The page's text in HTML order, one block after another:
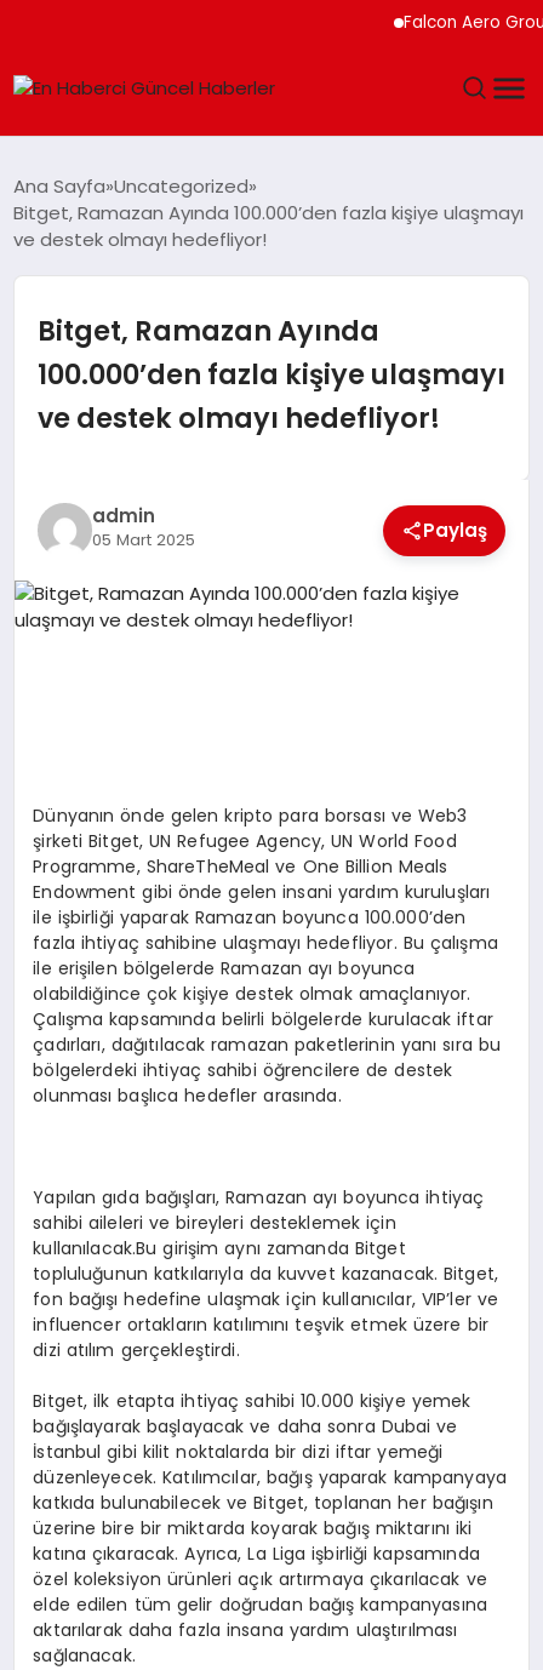
Falcon Aero Group,
SPOR
TEKNOLOJI
MAGAZIN
EKONOMI
EĞITIM
Ana Sayfa Uncategorized
Bitget, Ramazan Ayında 100.000’den fazla kişiye ulaşmayı
ve destek olmayı hedefliyor!
Bitget, Ramazan Ayında
100.000’den fazla kişiye ulaşmayı
ve destek olmayı hedefliyor!
admin
05 Mart 2025 Paylaş
Dünyanın önde gelen kripto para borsası ve Web3
şirketi Bitget, UN Refugee Agency, UN World Food
Programme, ShareTheMeal ve One Billion Meals
Endowment gibi önde gelen insani yardım kuruluşları
ile işbirliği yaparak Ramazan boyunca 100.000’den
fazla ihtiyaç sahibine ulaşmayı hedefliyor. Bu çalışma
ile erişilen bölgelerde Ramazan ayı boyunca
olabildiğince çok kişiye destek olmak amaçlanıyor.
Çalışma kapsamında belirli bölgelerde kurulacak iftar
çadırları, dağıtılacak ramazan paketlerinin yanı sıra bu
bölgelerdeki ihtiyaç sahibi öğrencilere de destek
olunması başlıca hedefler arasında.
Yapılan gıda bağışları, Ramazan ayı boyunca ihtiyaç
sahibi aileleri ve bireyleri desteklemek için
kullanılacak.Bu girişim aynı zamanda Bitget
topluluğunun katkılarıyla da kuvvet kazanacak. Bitget,
fon bağışı hedefine ulaşmak için kullanıcılar, VIP’ler ve
influencer ortakların katılımını teşvik etmek üzere bir
dizi atılım gerçekleştirdi.
Bitget, ilk etapta ihtiyaç sahibi 10.000 kişiye yemek
bağışlayarak başlayacak ve daha sonra Dubai ve
İstanbul gibi kilit noktalarda bir dizi iftar yemeği
düzenleyecek. Katılımcılar, bağış yaparak kampanyaya
katkıda bulunabilecek ve Bitget, toplanan her bağışın
üzerine bire bir miktarda koyarak bağış miktarını iki
katına çıkaracak. Ayrıca, La Liga işbirliği kapsamında
özel koleksiyon ürünleri açık artırmaya çıkarılacak ve
elde edilen tüm gelir doğrudan bağış kampanyasına
aktarılarak daha fazla insana yardım ulaştırılması
sağlanacak.